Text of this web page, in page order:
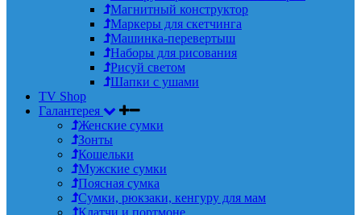
Магнитный конструктор
Маркеры для скетчинга
Машинка-перевертыш
Наборы для рисования
Рисуй светом
Шапки с ушами
TV Shop
Галантерея
Женские сумки
Зонты
Кошельки
Мужские сумки
Поясная сумка
Сумки, рюкзаки, кенгуру для мам
Клатчи и портмоне